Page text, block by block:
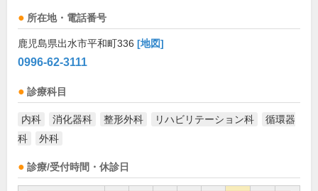
所在地・電話番号
鹿児島県出水市平和町336 [地図]
0996-62-3111
診療科目
内科 消化器科 整形外科 リハビリテーション科
循環器
科
外科
診療/受付時間・休診日